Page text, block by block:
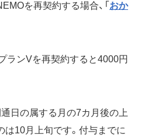
を再契約する場合、「 おか
ランVを再契約すると4000円
日の属する月の7カ月後の上
は10月上旬です。付与までに